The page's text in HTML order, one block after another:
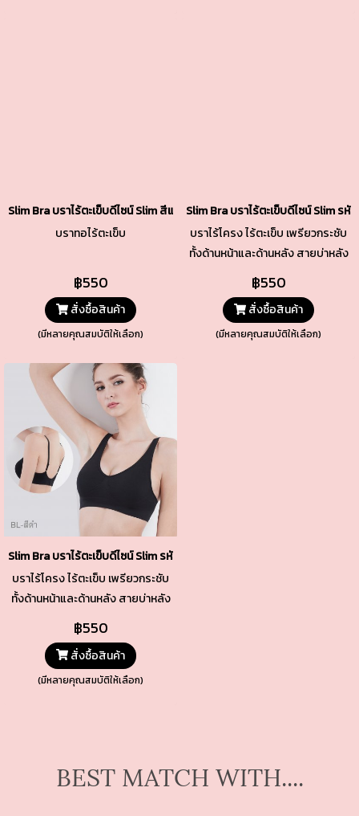
Slim Bra บราไร้ตะเข็บดีไซน์ Slim สีแดง รหัส TSBRA7-UR
บราทอไร้ตะเข็บ
฿550
สั่งซื้อสินค้า
(มีหลายคุณสมบัติให้เลือก)
Slim Bra บราไร้ตะเข็บดีไซน์ Slim รหั
บราไร้โครง ไร้ตะเข็บ เพรียวกระชับ
ทั้งด้านหน้าและด้านหลัง สายบ่าหลัง
เล็กปรับระดับได้ ใส่ง่ายถอดง่าย
ด้วยตะขอหลัง พร้อมปรับได้ 3 ระดับ
฿550
สั่งซื้อสินค้า
(มีหลายคุณสมบัติให้เลือก)
Slim Bra บราไร้ตะเข็บดีไซน์ Slim รหัส TSBRA7 สีดำ
บราไร้โครง ไร้ตะเข็บ เพรียวกระชับ
ทั้งด้านหน้าและด้านหลัง สายบ่าหลัง
เล็กปรับระดับได้ ใส่ง่ายถอดง่าย
ด้วยตะขอหลัง พร้อมปรับได้ 3 ระดับ
฿550
สั่งซื้อสินค้า
(มีหลายคุณสมบัติให้เลือก)
BEST MATCH WITH....